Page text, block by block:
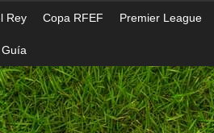
Rey Copa RFEF Premier League
Guía